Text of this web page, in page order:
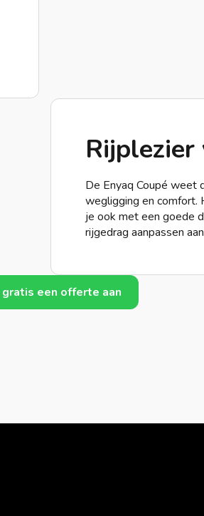
De Enyaq Coupé weet
wegligging en comfort.
je ook met een goede
rijgedrag aanpassen
gratis een offerte aan